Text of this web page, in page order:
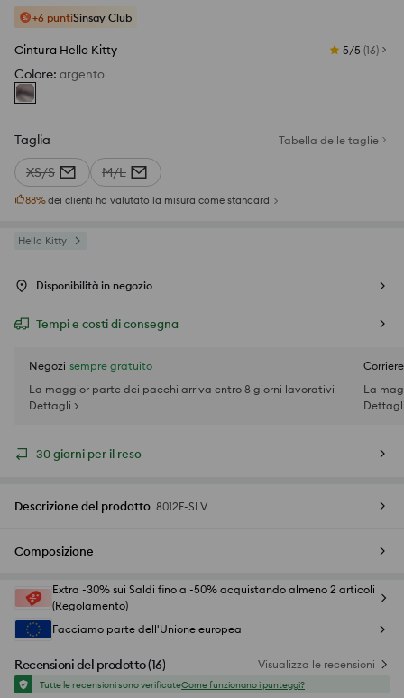
+6 puntiSinsay Club
Cintura Hello Kitty 5/5 (16)
Colore: argento
Taglia Tabella delle taglie
XS/S M/L
88%dei clienti ha valutato la misura come standard
Hello Kitty
Disponibilità in negozio
Tempi e costi di consegna
Negozi sempre gratuito
La maggior parte dei pacchi arriva entro 8 giorni lavorativi
Dettagli >
La
30 giorni per il reso
Descrizione del prodotto 8012F-SLV
Composizione
Extra -30% sui Saldi fino a -50% acquistando almeno 2 articoli
(Regolamento)
Facciamo parte dell'Unione europea
Recensioni del prodotto(16) Visualizza le recensioni
Tutte le recensioni sono verificateCome funzionano i punteggi?